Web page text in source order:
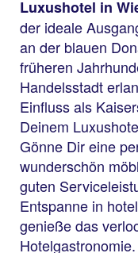
Luxushotel in
der ideale
an der blauen
früheren
Handelsstadt
Einfluss als
Deinem
Gönne Dir eine
wunderschön
guten
Entspanne in
genieße das